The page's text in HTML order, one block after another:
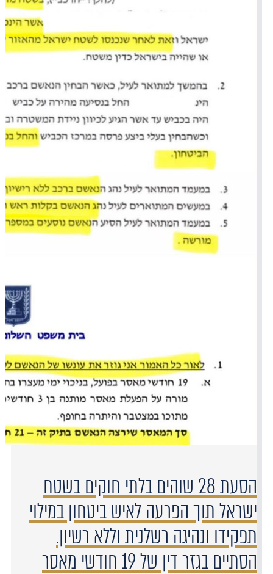
הסעת 28 שוהים בלתי חוקים בשטח
ישראל תוך הפרעה לאיש ביטחון במילוי
תפקידו ונהיגה רשלנית וללא רשיון.
הסתיים בגזר דין של 19 חודשי מאסר